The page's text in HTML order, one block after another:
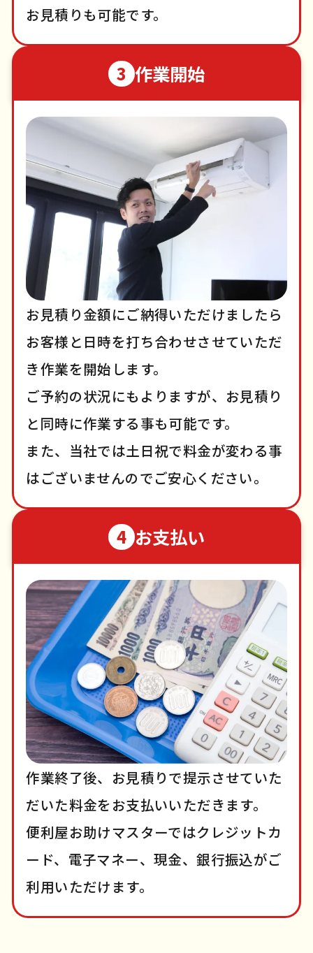
お見積りも可能です。
3 作業開始
お見積り金額にご納得いただけましたら
お客様と日時を打ち合わせさせていただ
き作業を開始します。
ご予約の状況にもよりますが、お見積り
と同時に作業する事も可能です。
また、当社では土日祝で料金が変わる事
はございませんのでご安心ください。
4 お支払い
作業終了後、お見積りで提示させていた
だいた料金をお支払いいただきます。
便利屋お助けマスターではクレジットカ
ード、電子マネー、現金、銀行振込がご
利用いただけます。